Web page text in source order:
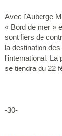
Avec l'Auberge
« Bord de mer »
sont fiers de
la destination
l'international. La
se tiendra du 22
-30-